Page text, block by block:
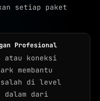
setiap paket
Profesional
koneksi
membantu
di level
dari